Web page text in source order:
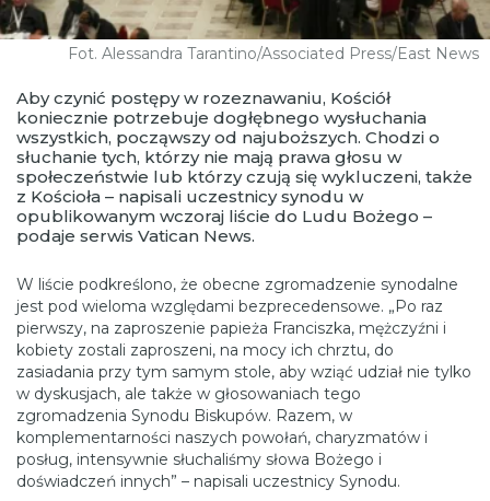
Fot. Alessandra Tarantino/Associated Press/East News
Aby czynić postępy w rozeznawaniu, Kościół
koniecznie potrzebuje dogłębnego wysłuchania
wszystkich, począwszy od najuboższych. Chodzi o
słuchanie tych, którzy nie mają prawa głosu w
społeczeństwie lub którzy czują się wykluczeni, także
z Kościoła – napisali uczestnicy synodu w
opublikowanym wczoraj liście do Ludu Bożego –
podaje serwis Vatican News.
W liście podkreślono, że obecne zgromadzenie synodalne
jest pod wieloma względami bezprecedensowe. „Po raz
pierwszy, na zaproszenie papieża Franciszka, mężczyźni i
kobiety zostali zaproszeni, na mocy ich chrztu, do
zasiadania przy tym samym stole, aby wziąć udział nie tylko
w dyskusjach, ale także w głosowaniach tego
zgromadzenia Synodu Biskupów. Razem, w
komplementarności naszych powołań, charyzmatów i
posług, intensywnie słuchaliśmy słowa Bożego i
doświadczeń innych” – napisali uczestnicy Synodu.